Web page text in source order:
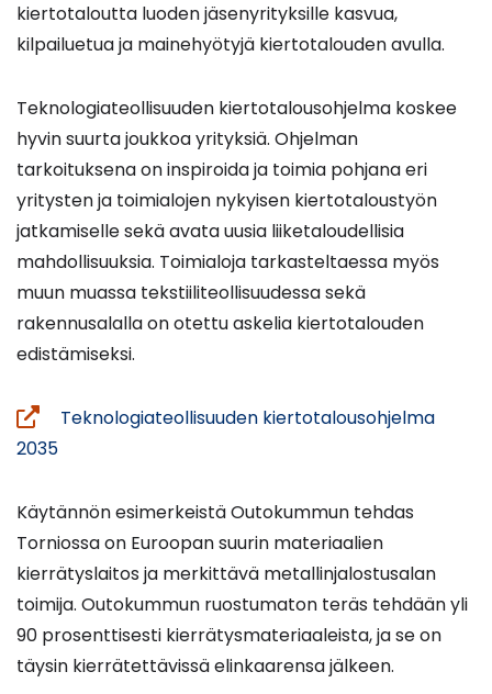
kiertotaloutta luoden jäsenyrityksille kasvua,
kilpailuetua ja mainehyötyjä kiertotalouden avulla.
Teknologiateollisuuden kiertotalousohjelma koskee
hyvin suurta joukkoa yrityksiä. Ohjelman
tarkoituksena on inspiroida ja toimia pohjana eri
yritysten ja toimialojen nykyisen kiertotaloustyön
jatkamiselle sekä avata uusia liiketaloudellisia
mahdollisuuksia. Toimialoja tarkasteltaessa myös
muun muassa tekstiiliteollisuudessa sekä
rakennusalalla on otettu askelia kiertotalouden
edistämiseksi.
Teknologiateollisuuden kiertotalousohjelma
2035(avautuu
ikkunaan,
siirryt
toiseen
palveluun)
Käytännön esimerkeistä Outokummun tehdas
Torniossa on Euroopan suurin materiaalien
kierrätyslaitos ja merkittävä metallinjalostusalan
toimija. Outokummun ruostumaton teräs tehdään yli
90 prosenttisesti kierrätysmateriaaleista, ja se on
täysin kierrätettävissä elinkaarensa jälkeen.